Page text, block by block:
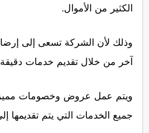
الكثير من الأموال.
وذلك لأن الشركة تسعى إلى
آخر من خلال تقديم خدمات
جميع الخدمات التي يتم تقديمها